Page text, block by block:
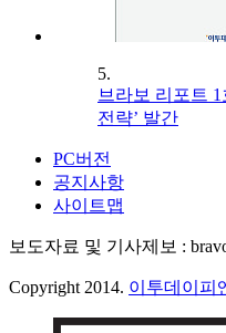
5.
브라보 리포트 1
전략’ 발간
PC버전
공지사항
사이트맵
보도자료 및 기사제보 :
Copyright 2014. 이투데이피